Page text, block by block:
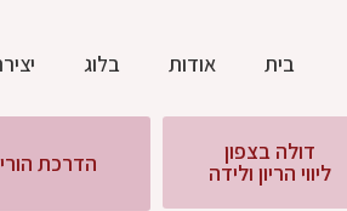
בית אודות בלוג
דולה בצפון
ליווי הריון ולידה הדרכת